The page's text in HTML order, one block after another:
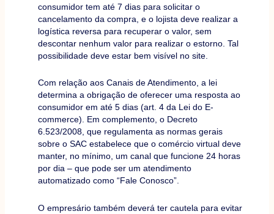
consumidor tem até 7 dias para solicitar o
cancelamento da compra, e o lojista deve realizar a
logística reversa para recuperar o valor, sem
descontar nenhum valor para realizar o estorno. Tal
possibilidade deve estar bem visível no site.
Com relação aos Canais de Atendimento, a lei
determina a obrigação de oferecer uma resposta ao
consumidor em até 5 dias (art. 4 da Lei do E-
commerce). Em complemento, o Decreto
6.523/2008, que regulamenta as normas gerais
sobre o SAC estabelece que o comércio virtual deve
manter, no mínimo, um canal que funcione 24 horas
por dia – que pode ser um atendimento
automatizado como “Fale Conosco”.
O empresário também deverá ter cautela para evitar